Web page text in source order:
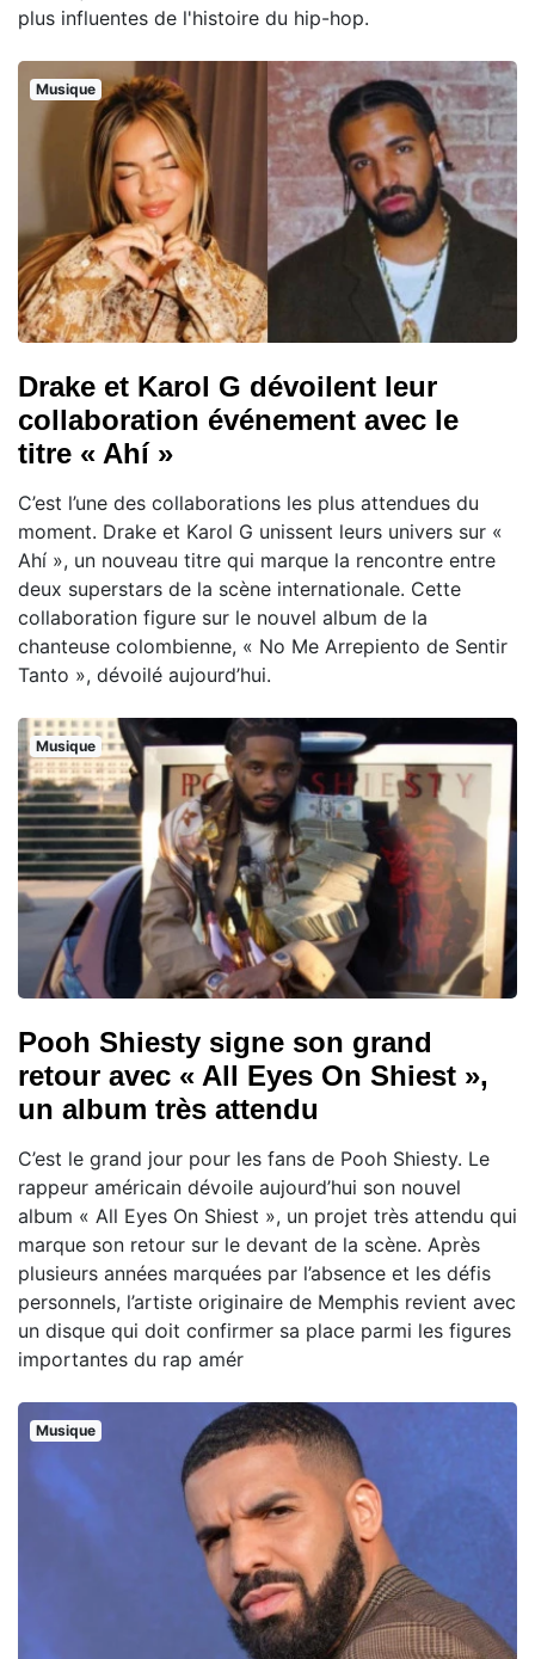
plus influentes de l'histoire du hip-hop.
Musique
Drake et Karol G dévoilent leur
collaboration événement avec le
titre « Ahí »
C’est l’une des collaborations les plus attendues du
moment. Drake et Karol G unissent leurs univers sur «
Ahí », un nouveau titre qui marque la rencontre entre
deux superstars de la scène internationale. Cette
collaboration figure sur le nouvel album de la
chanteuse colombienne, « No Me Arrepiento de Sentir
Tanto », dévoilé aujourd’hui.
Musique
Pooh Shiesty signe son grand
retour avec « All Eyes On Shiest »,
un album très attendu
C’est le grand jour pour les fans de Pooh Shiesty. Le
rappeur américain dévoile aujourd’hui son nouvel
album « All Eyes On Shiest », un projet très attendu qui
marque son retour sur le devant de la scène. Après
plusieurs années marquées par l’absence et les défis
personnels, l’artiste originaire de Memphis revient avec
un disque qui doit confirmer sa place parmi les figures
importantes du rap amér
Musique